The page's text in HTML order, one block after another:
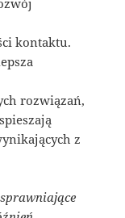
kontaktu.
rozwiązań,
z